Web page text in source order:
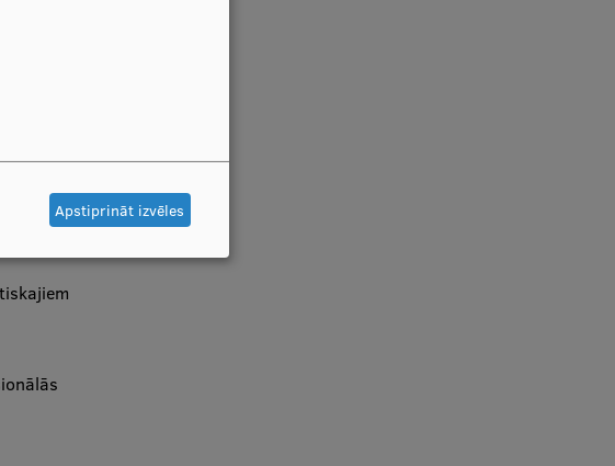
Apstiprināt izvēles